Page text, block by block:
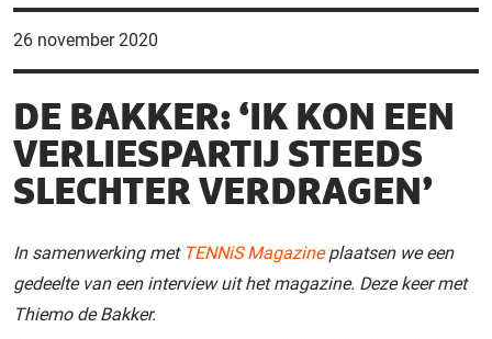
26 november 2020
DE BAKKER: ‘IK KON EEN
VERLIESPARTIJ STEEDS
SLECHTER VERDRAGEN’
In samenwerking met TENNiS Magazineplaatsen we een
gedeelte van een interview uit het magazine. Deze keer met
Thiemo de Bakker.